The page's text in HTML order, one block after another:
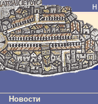
Новости